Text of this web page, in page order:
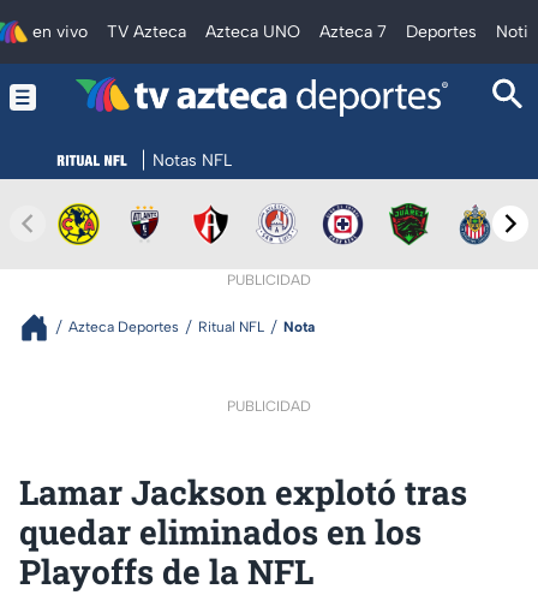
en vivo TV Azteca Azteca UNO Azteca 7 Deportes
Notas NFL
PUBLICIDAD
Azteca Deportes Ritual NFL Nota
PUBLICIDAD
Lamar Jackson explotó tras
quedar eliminados en los
Playoffs de la NFL